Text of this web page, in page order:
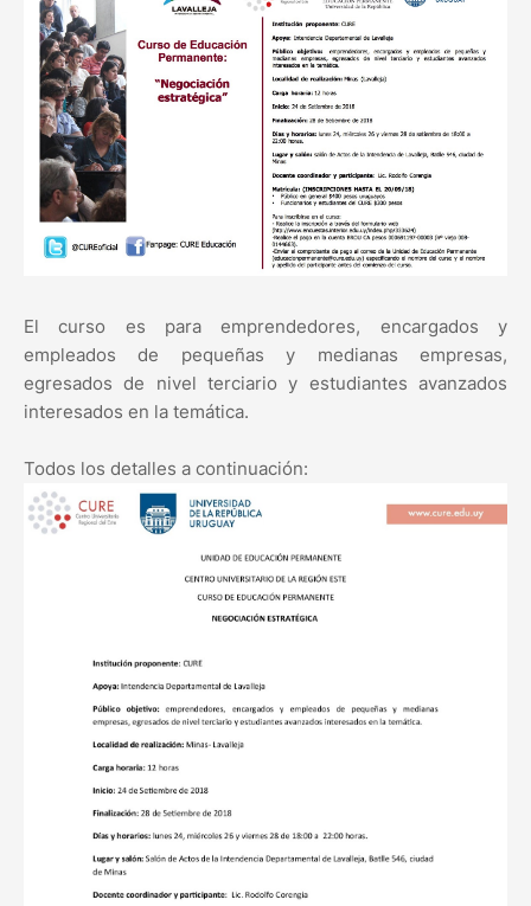
El curso es para emprendedores, encargados y
empleados de pequeñas y medianas empresas,
egresados de nivel terciario y estudiantes avanzados
interesados en la temática.
Todos los detalles a continuación: